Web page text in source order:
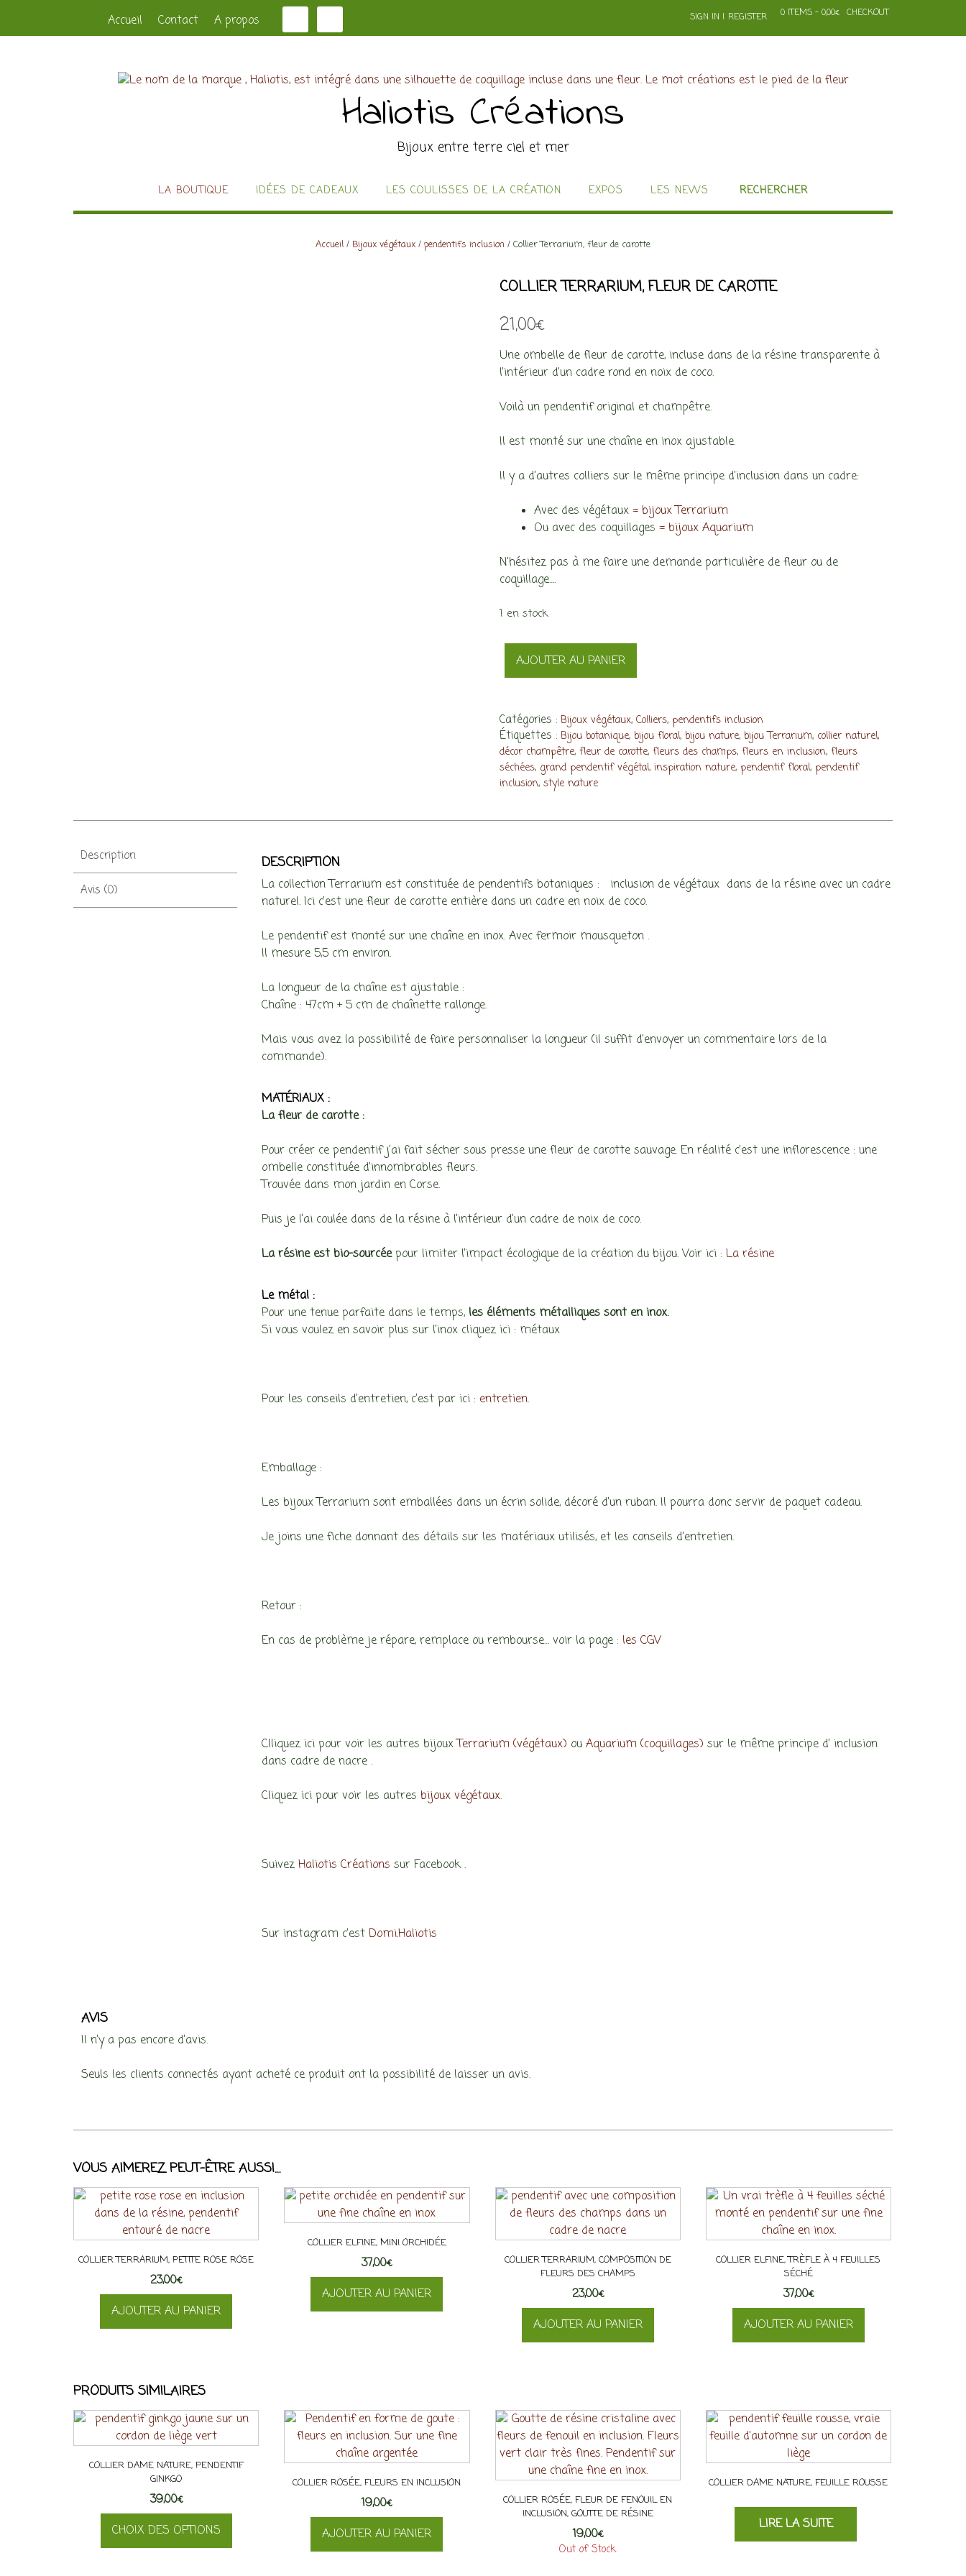
Accueil Contact A propos SIGN IN | REGISTER 0 ITEMS - 0,00€ CHECKOUT
Haliotis Créations
Bijoux entre terre ciel et mer
LA BOUTIQUE IDÉES DE CADEAUX LES COULISSES DE LA CRÉATION EXPOS LES NEWS RECHERCHER
Accueil / Bijoux végétaux / pendentifs inclusion / Collier Terrarium, fleur de carotte
COLLIER TERRARIUM, FLEUR DE CAROTTE
21,00€
Une ombelle de fleur de carotte, incluse dans de la résine transparente à
l’intérieur d’un cadre rond en noix de coco.
Voilà un pendentif original et champêtre.
Il est monté sur une chaîne en inox ajustable.
Il y a d’autres colliers sur le même principe d’inclusion dans un cadre:
Avec des végétaux = bijoux Terrarium
Ou avec des coquillages = bijoux Aquarium
N’hésitez pas à me faire une demande particulière de fleur ou de
coquillage….
1 en stock
quantité
fleur
de
carotte
AJOUTER AU PANIER
Catégories : Bijoux végétaux, Colliers, pendentifs inclusion
Étiquettes : Bijou botanique, bijou floral, bijou nature, bijou Terrarium, collier naturel,
décor champêtre, fleur de carotte, fleurs des champs, fleurs en inclusion, fleurs
séchées, grand pendentif végétal, inspiration nature, pendentif floral, pendentif
inclusion, style nature
Description
Avis (0)
DESCRIPTION
La collection Terrarium est constituée de pendentifs botaniques : inclusion de végétaux dans de la résine avec un cadre
naturel. Ici c’est une fleur de carotte entière dans un cadre en noix de coco.
Le pendentif est monté sur une chaîne en inox. Avec fermoir mousqueton .
Il mesure 5,5 cm environ.
La longueur de la chaîne est ajustable :
Chaîne : 47cm + 5 cm de chaînette rallonge.
Mais vous avez la possibilité de faire personnaliser la longueur (il suffit d’envoyer un commentaire lors de la
commande).
MATÉRIAUX :
La fleur de carotte :
Pour créer ce pendentif j’ai fait sécher sous presse une fleur de carotte sauvage. En réalité c’est une inflorescence : une
ombelle constituée d’innombrables fleurs.
Trouvée dans mon jardin en Corse.
Puis je l’ai coulée dans de la résine à l’intérieur d’un cadre de noix de coco.
La résine est bio-sourcéepour limiter l’impact écologique de la création du bijou. Voir ici : La résine
Le métal :
Pour une tenue parfaite dans le temps, les éléments métalliques sont en inox.
Si vous voulez en savoir plus sur l’inox cliquez ici : métaux
Pour les conseils d’entretien, c’est par ici : entretien.
Emballage :
Les bijoux Terrarium sont emballées dans un écrin solide, décoré d’un ruban. Il pourra donc servir de paquet cadeau.
Je joins une fiche donnant des détails sur les matériaux utilisés, et les conseils d’entretien.
Retour :
En cas de problème je répare, remplace ou rembourse… voir la page : les CGV
Clliquez ici pour voir les autres bijouxTerrarium (végétaux) ouAquarium (coquillages)sur le même principe d’ inclusion
dans cadre de nacre .
Cliquez ici pour voir les autres bijoux végétaux.
SuivezHaliotis Créationssur Facebook .
Sur instagram c’estDomi.Haliotis
AVIS
Il n’y a pas encore d’avis.
Seuls les clients connectés ayant acheté ce produit ont la possibilité de laisser un avis.
VOUS AIMEREZ PEUT-ÊTRE AUSSI…
COLLIER TERRARIUM, PETITE ROSE ROSE
23,00€
AJOUTER AU PANIER
COLLIER ELFINE, MINI ORCHIDÉE
37,00€
AJOUTER AU PANIER
COLLIER TERRARIUM, COMPOSITION DE
FLEURS DES CHAMPS
23,00€
AJOUTER AU PANIER
COLLIER ELFINE, TRÈFLE À 4 FEUILLES
SÉCHÉ
37,00€
AJOUTER AU PANIER
PRODUITS SIMILAIRES
COLLIER DAME NATURE, PENDENTIF
GINKGO
39,00€
CHOIX DES OPTIONS
COLLIER ROSÉE, FLEURS EN INCLUSION
19,00€
AJOUTER AU PANIER
COLLIER ROSÉE, FLEUR DE FENOUIL EN
INCLUSION, GOUTTE DE RÉSINE
19,00€
Out of Stock
COLLIER DAME NATURE, FEUILLE ROUSSE
LIRE LA SUITE